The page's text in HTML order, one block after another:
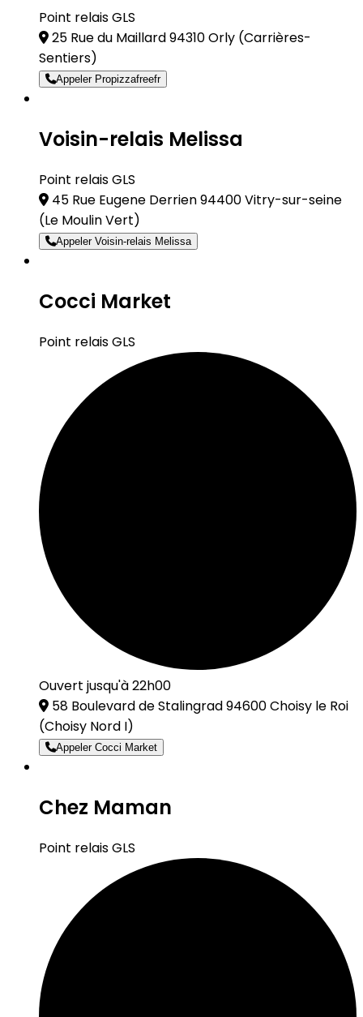
Point relais GLS
25 Rue du Maillard 94310 Orly (Carrières-
Sentiers)
Appeler Propizzafreefr
Voisin-relais Melissa
Point relais GLS
45 Rue Eugene Derrien 94400 Vitry-sur-seine
(Le Moulin Vert)
Appeler Voisin-relais Melissa
Cocci Market
Point relais GLS
Ouvert jusqu'à 22h00
58 Boulevard de Stalingrad 94600 Choisy le Roi
(Choisy Nord I)
Appeler Cocci Market
Chez Maman
Point relais GLS